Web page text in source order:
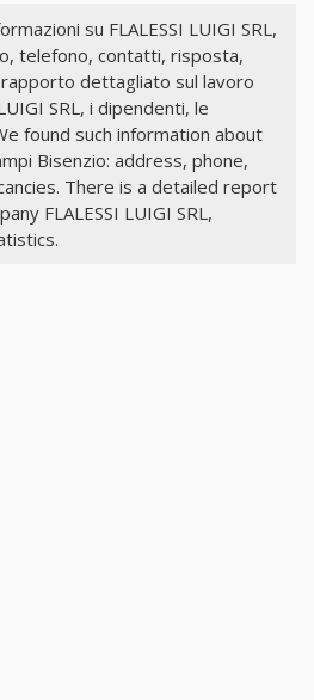
su FLALESSI LUIGI SRL,
telefono, contatti, risposta,
dettagliato sul lavoro
SRL, i dipendenti, le
found such information about
Bisenzio: address, phone,
There is a detailed report
FLALESSI LUIGI SRL,